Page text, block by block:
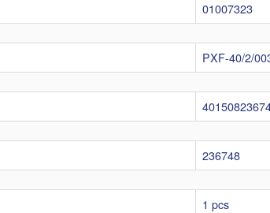
01007323
PXF-40/2/
236748
1 pcs